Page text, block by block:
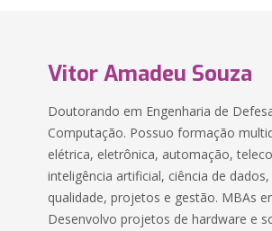
Vitor Amadeu Souza
Doutorando em Engenharia de
Computação. Possuo formação
elétrica, eletrônica, automação,
inteligência artificial, ciência de
qualidade, projetos e gestão. MBAs
Desenvolvo projetos de hardware e